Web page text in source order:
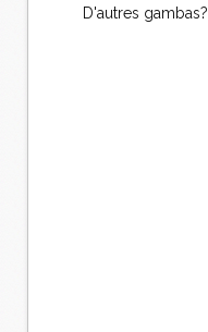
D'autres gambas?